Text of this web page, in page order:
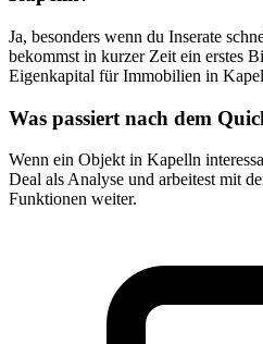
Ja, besonders wenn du Inserate
bekommst in kurzer Zeit ein erstes
Eigenkapital für Immobilien in
Was passiert nach dem
Wenn ein Objekt in Kapelln
Deal als Analyse und arbeitest mit
Funktionen weiter.